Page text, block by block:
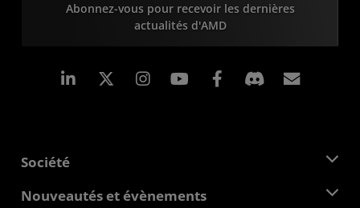
Abonnez-vous pour recevoir les dernières
actualités d'AMD
LinkedIn Instagram Facebook
Société
À propos d'AMD
Nouveautés et évènements